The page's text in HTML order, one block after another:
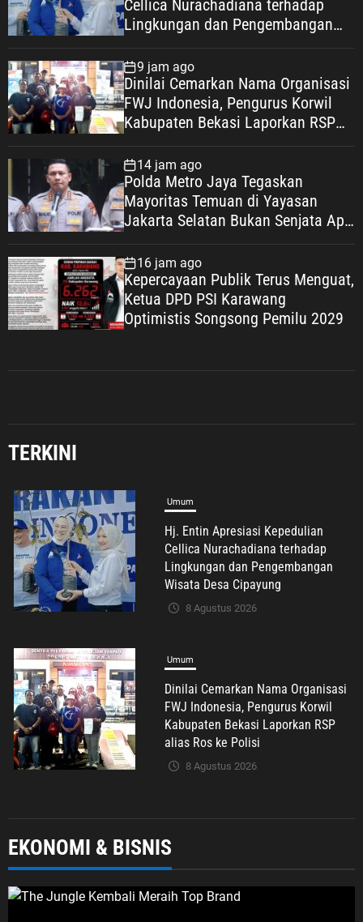
Cellica Nurachadiana terhadap
Lingkungan dan Pengembangan
9 jam ago
Dinilai Cemarkan Nama Organisasi
FWJ Indonesia, Pengurus Korwil
Kabupaten Bekasi Laporkan RSP
14 jam ago
Polda Metro Jaya Tegaskan
Mayoritas Temuan di Yayasan
Jakarta Selatan Bukan Senjata Api,
16 jam ago
Kepercayaan Publik Terus Menguat,
Ketua DPD PSI Karawang
Optimistis Songsong Pemilu 2029
TERKINI
Umum
Dinilai Cemarkan Nama Organisasi
FWJ Indonesia, Pengurus Korwil
Kabupaten Bekasi Laporkan RSP
alias Ros ke Polisi
8 Agustus 2026
Umum
Polda Metro Jaya Tegaskan
Mayoritas Temuan di Yayasan
Jakarta Selatan Bukan Senjata Api,
Proses Pendalaman Terus Berjalan
7 Agustus 2026
Kepercayaan Publik Terus Menguat,
Ketua DPD PSI Karawang Optimistis
Songsong Pemilu 2029
7 Agustus 2026
EKONOMI & BISNIS